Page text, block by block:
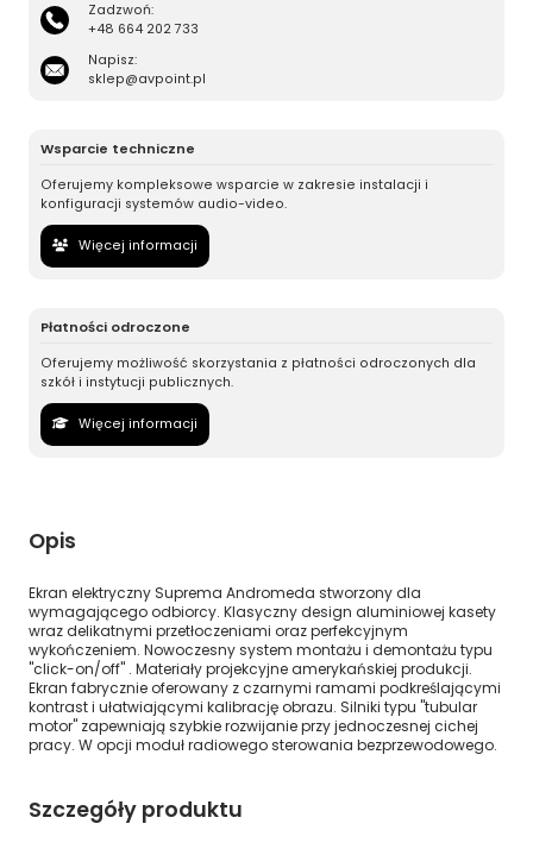
Zadzwoń:
+48 664 202 733
Napisz:
sklep@avpoint.pl
Wsparcie techniczne
Oferujemy kompleksowe wsparcie w zakresie instalacji i
konfiguracji systemów audio-video.
Więcej informacji
Płatności odroczone
Oferujemy możliwość skorzystania z płatności odroczonych dla
szkół i instytucji publicznych.
Więcej informacji
Opis
Ekran elektryczny Suprema Andromeda stworzony dla
wymagającego odbiorcy. Klasyczny design aluminiowej kasety
wraz delikatnymi przetłoczeniami oraz perfekcyjnym
wykończeniem. Nowoczesny system montażu i demontażu typu
"click-on/off" . Materiały projekcyjne amerykańskiej produkcji.
Ekran fabrycznie oferowany z czarnymi ramami podkreślającymi
kontrast i ułatwiającymi kalibrację obrazu. Silniki typu "tubular
motor" zapewniają szybkie rozwijanie przy jednoczesnej cichej
pracy. W opcji moduł radiowego sterowania bezprzewodowego.
Szczegóły produktu